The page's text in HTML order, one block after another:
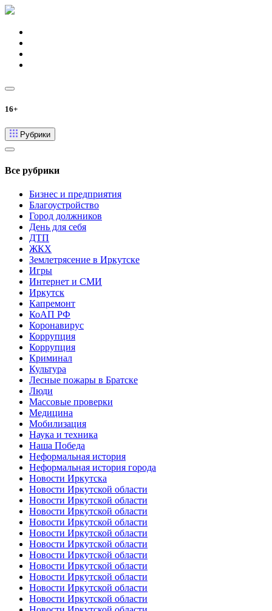
16+
Рубрики
Все рубрики
Бизнес и предприятия
Благоустройство
Город должников
День для себя
ДТП
ЖКХ
Землетрясение в Иркутске
Игры
Интернет и СМИ
Иркутск
Капремонт
КоАП РФ
Коронавирус
Коррупция
Коррупция
Криминал
Культура
Лесные пожары в Братске
Люди
Массовые проверки
Медицина
Мобилизация
Наука и техника
Наша Победа
Неформальная история
Неформальная история города
Новости Иркутска
Новости Иркутской области
Новости Иркутской области
Новости Иркутской области
Новости Иркутской области
Новости Иркутской области
Новости Иркутской области
Новости Иркутской области
Новости Иркутской области
Новости Иркутской области
Новости Иркутской области
Новости Иркутской области